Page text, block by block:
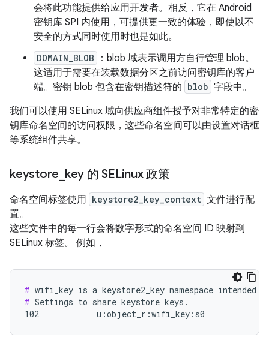
会将此功能提供给应用开发者。相反，它在 Android
密钥库 SPI 内使用，可提供更一致的体验，即使以不
安全的方式同时使用时也是如此。
DOMAIN_BLOB
：blob 域表示调用方自行管理 blob。
这适用于需要在装载数据分区之前访问密钥库的客户
端。密钥 blob 包含在密钥描述符的 blob 字段中。
我们可以使用 SELinux 域向供应商组件授予对非常特定的密
钥库命名空间的访问权限，这些命名空间可以由设置对话框
等系统组件共享。
keystore key 的 SELinux 政策
命名空间标签使用 keystore2_key_context 文件进行配
置。
这些文件中的每一行会将数字形式的命名空间 ID 映射到
SELinux 标签。 例如，
#
# Settings to share keystore keys.
102            u:object_r:wifi_key:s0